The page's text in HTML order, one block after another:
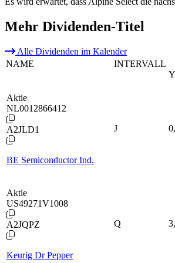
Mehr Dividenden-Titel
Alle Dividenden im Kalender
NAME
INTERVALL
Aktie
NL0012866412
A2JLD1
BE Semiconductor Ind.
J
Aktie
US49271V1008
A2JQPZ
Keurig Dr Pepper
Q